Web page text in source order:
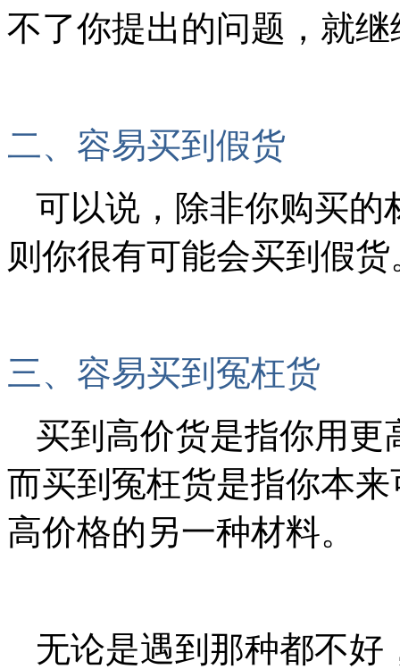
不了你提出的问题，就继
二、容易买到假货
可以说，除非你购买的
则你很有可能会买到假货
三、容易买到冤枉货
买到高价货是指你用更
而买到冤枉货是指你本
高价格的另一种材料。
无论是遇到那种都不